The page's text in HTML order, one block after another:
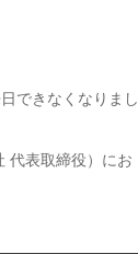
できなくなりまし
代表取締役）にお